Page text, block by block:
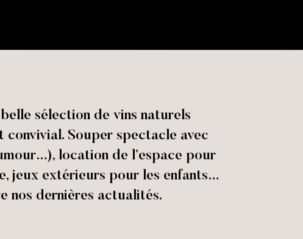
sélection de vins naturels
convivial. Souper spectacle avec
location de l’espace pour
jeux extérieurs pour les enfants…
nos dernières actualités.